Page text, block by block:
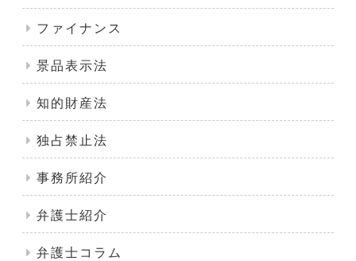
ファイナンス
景品表示法
知的財産法
独占禁止法
事務所紹介
弁護士紹介
弁護士コラム